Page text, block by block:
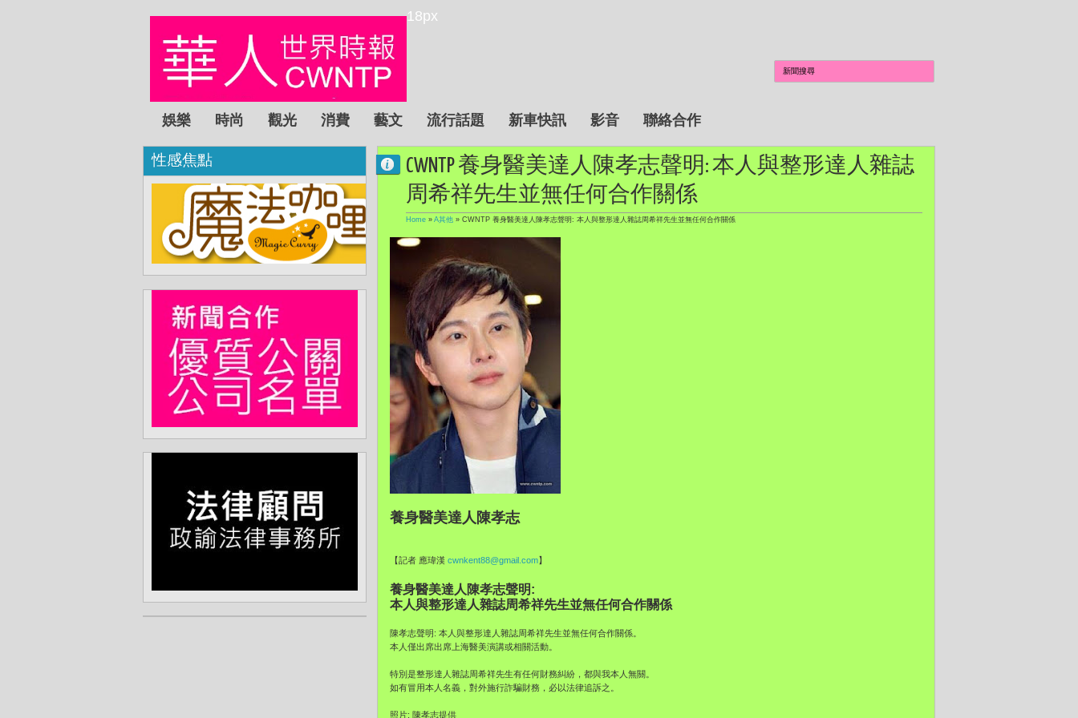
18px
娛樂 時尚 觀光 消費 藝文 流行話題 新車快訊 影音 聯絡合作
CWNTP 養身醫美達人陳孝志聲明: 本人與整形達人雜誌
周希祥先生並無任何合作關係
Home » A其他 » CWNTP 養身醫美達人陳孝志聲明: 本人與整形達人雜誌周希祥先生並無任何合作關係
養身醫美達人陳孝志
【記者 應瑋漢 cwnkent88@gmail.com】
養身醫美達人陳孝志聲明:
本人與整形達人雜誌周希祥先生並無任何合作關係
陳孝志聲明: 本人與整形達人雜誌周希祥先生並無任何合作關係。
本人僅出席出席上海醫美演講或相關活動。
特別是整形達人雜誌周希祥先生有任何財務糾紛，都與我本人無關。
如有冒用本人名義，對外施行詐騙財務，必以法律追訴之。
照片: 陳孝志提供
性感焦點